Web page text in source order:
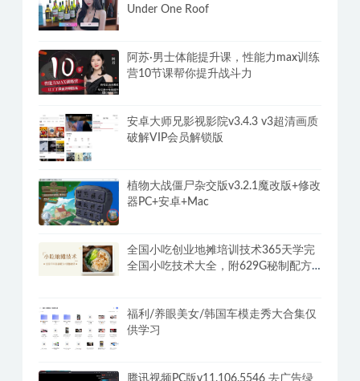
Under One Roof
阿苏·男士体能提升课，性能力max训练
营10节课帮你提升战斗力
安卓大师兄影视影院v3.4.3 v3超清画质
破解VIP会员解锁版
植物大战僵尸杂交版v3.2.1魔改版+修改
器PC+安卓+Mac
全国小吃创业地摊培训技术365天学完
全国小吃技术大全，附629G秘制配方
福利/养眼美女/韩国车模走秀大合集仅
供学习
腾讯视频PC版v11.106.5546 去广告绿